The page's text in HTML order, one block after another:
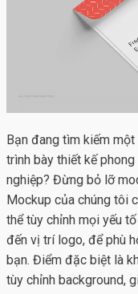
Bạn đang tìm kiếm
trình bày thiết kế
nghiệp? Đừng bỏ lỡ
Mockup của chúng tôi
thể tùy chỉnh mọi yếu
đến vị trí logo, để phù
bạn. Điểm đặc biệt là
tùy chỉnh background,